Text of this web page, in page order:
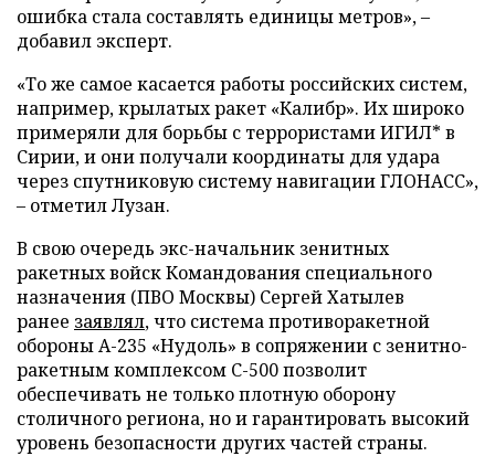
ошибка стала составлять единицы метров», –
добавил эксперт.
«То же самое касается работы российских систем,
например, крылатых ракет «Калибр». Их широко
примеряли для борьбы с террористами ИГИЛ* в
Сирии, и они получали координаты для удара
через спутниковую систему навигации ГЛОНАСС»,
– отметил Лузан.
В свою очередь экс-начальник зенитных
ракетных войск Командования специального
назначения (ПВО Москвы) Сергей Хатылев
ранее заявлял, что система противоракетной
обороны А-235 «Нудоль» в сопряжении с зенитно-
ракетным комплексом С-500 позволит
обеспечивать не только плотную оборону
столичного региона, но и гарантировать высокий
уровень безопасности других частей страны.